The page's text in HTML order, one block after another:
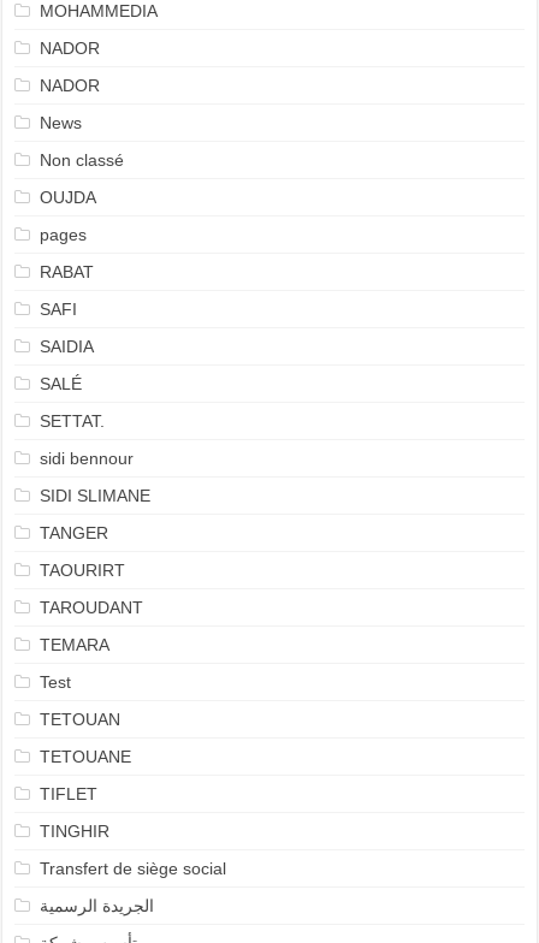
MOHAMMEDIA
NADOR
NADOR
News
Non classé
OUJDA
pages
RABAT
SAFI
SAIDIA
SALÉ
SETTAT.
sidi bennour
SIDI SLIMANE
TANGER
TAOURIRT
TAROUDANT
TEMARA
Test
TETOUAN
TETOUANE
TIFLET
TINGHIR
Transfert de siège social
الجريدة الرسمية